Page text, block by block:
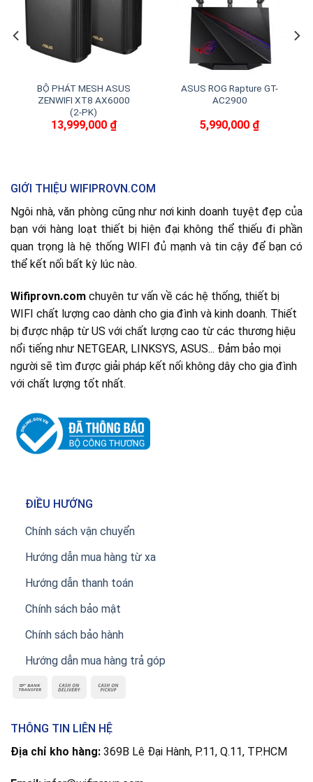
BỘ PHÁT MESH ASUS
ZENWIFI XT8 AX6000
(2-PK)
13,999,000 ₫
ASUS ROG Rapture GT-
AC2900
5,990,000 ₫
GIỚI THIỆU WIFIPROVN.COM
Ngôi nhà, văn phòng cũng như nơi kinh doanh tuyệt đẹp của
bạn với hàng loạt thiết bị hiện đại không thể thiếu đi phần
quan trọng là hệ thống WIFI đủ mạnh và tin cậy để bạn có
thể kết nối bất kỳ lúc nào.
Wifiprovn.com chuyên tư vấn về các hệ thống, thiết bị
WIFI chất lượng cao dành cho gia đình và kinh doanh. Thiết
bị được nhập từ US với chất lượng cao từ các thương hiệu
nổi tiếng như NETGEAR, LINKSYS, ASUS... Đảm bảo mọi
người sẽ tìm được giải pháp kết nối không dây cho gia đình
với chất lượng tốt nhất.
ĐIỀU HƯỚNG
Chính sách vận chuyển
Hướng dẫn mua hàng từ xa
Hướng dẫn thanh toán
Chính sách bảo mật
Chính sách bảo hành
Hướng dẫn mua hàng trả góp
THÔNG TIN LIÊN HỆ
Địa chỉ kho hàng: 369B Lê Đại Hành, P.11, Q.11, TP.HCM